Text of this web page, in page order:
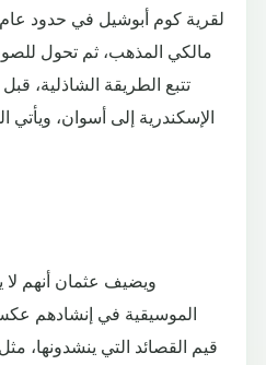
مالكي المذهب، ثم تحول
تتبع الطريقة الشاذلية،
الإسكندرية إلى أسوان،
ويضيف عثمان أنهم لا
الموسيقية في إنشادهم
قيم القصائد التي ينشدونها،